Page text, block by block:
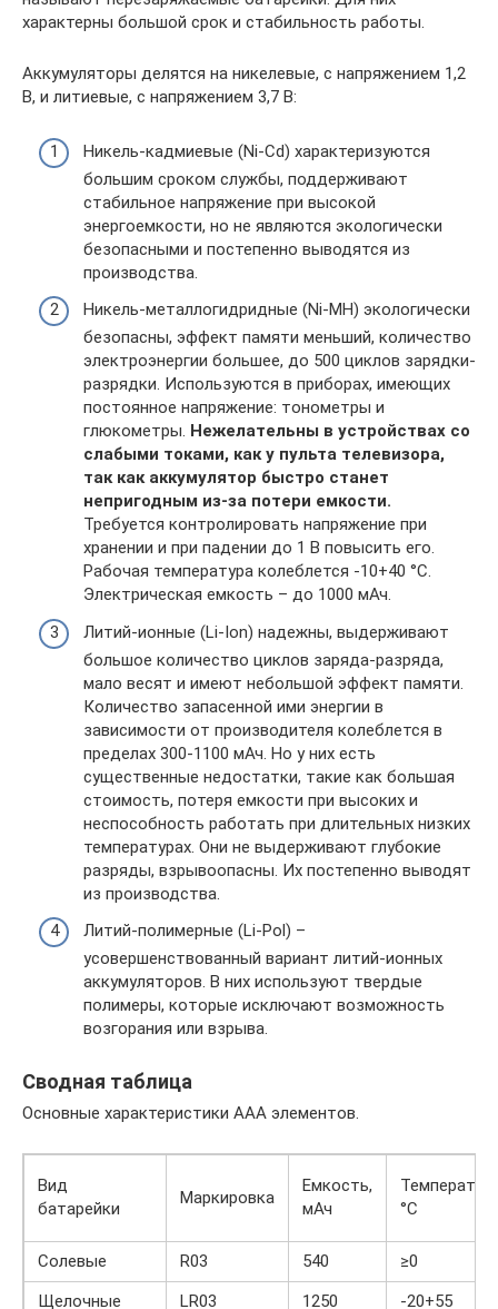
характерны большой срок и стабильность работы.
Аккумуляторы делятся на никелевые, с напряжением 1,2
В, и литиевые, с напряжением 3,7 В:
Никель-кадмиевые (Ni-Cd) характеризуются
большим сроком службы, поддерживают
стабильное напряжение при высокой
энергоемкости, но не являются экологически
безопасными и постепенно выводятся из
производства.
Никель-металлогидридные (Ni-MH) экологически
безопасны, эффект памяти меньший, количество
электроэнергии большее, до 500 циклов зарядки-
разрядки. Используются в приборах, имеющих
постоянное напряжение: тонометры и
глюкометры. Нежелательны в устройствах со
слабыми токами, как у пульта телевизора,
так как аккумулятор быстро станет
непригодным из-за потери емкости.
Требуется контролировать напряжение при
хранении и при падении до 1 В повысить его.
Рабочая температура колеблется -10+40 °C.
Электрическая емкость – до 1000 мАч.
Литий-ионные (Li-Ion) надежны, выдерживают
большое количество циклов заряда-разряда,
мало весят и имеют небольшой эффект памяти.
Количество запасенной ими энергии в
зависимости от производителя колеблется в
пределах 300-1100 мАч. Но у них есть
существенные недостатки, такие как большая
стоимость, потеря емкости при высоких и
неспособность работать при длительных низких
температурах. Они не выдерживают глубокие
разряды, взрывоопасны. Их постепенно выводят
из производства.
Литий-полимерные (Li-Pol) –
усовершенствованный вариант литий-ионных
аккумуляторов. В них используют твердые
полимеры, которые исключают возможность
возгорания или взрыва.
Сводная таблица
Основные характеристики ААА элементов.
Вид
батарейки
Маркировка
Емкость,
мАч
°C
Солевые R03 540
≥0
Щелочные
LR03 1250
-20+55